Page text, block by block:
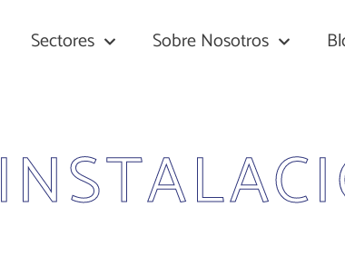
Sectores Sobre Nosotros